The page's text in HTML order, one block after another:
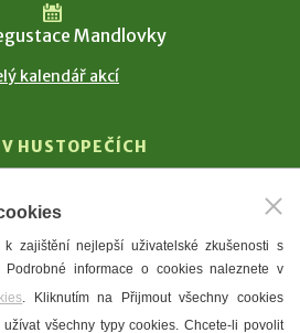
Mandlovky
kalendář akcí
HUSTOPEČÍCH
G. Masaryk
Mandloně
Ubytování
Restaurace
zajištění nejlepší uživatelské zkušenosti s
Podrobné informace o cookies naleznete v
. Kliknutím na Přijmout všechny cookies
všechny typy cookies. Chcete-li povolit